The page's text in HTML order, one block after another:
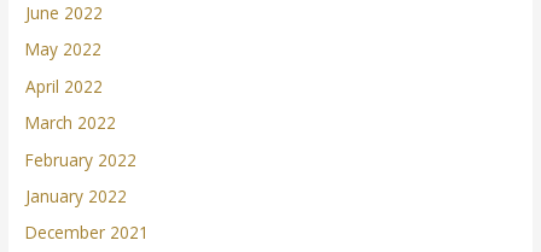
June 2022
May 2022
April 2022
March 2022
February 2022
January 2022
December 2021